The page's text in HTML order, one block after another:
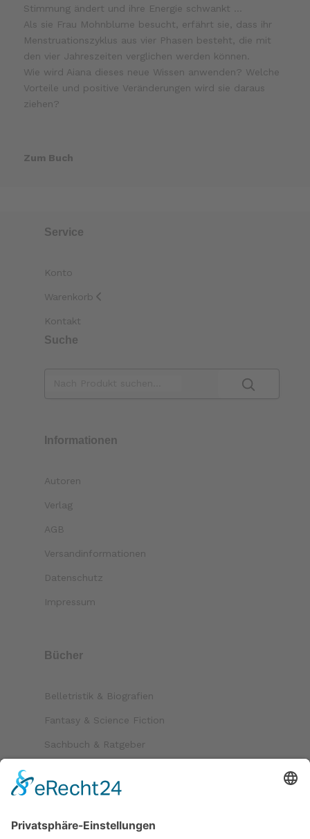
Stimmung ändert und ihre Energie schwankt …
Als sie Frau Mohnblume besucht, erfährt sie, dass ihr
Menstruationszyklus aus vier Phasen besteht, die mit
den vier Jahreszeiten verglichen werden können.
Wie wird Aiana dieses neue Wissen anwenden? Welche
Vorteile und positive Veränderungen wird sie daraus
ziehen?
Zum Buch
Service
Konto
Warenkorb
Kontakt
Suche
Informationen
Autoren
Verlag
AGB
Versandinformationen
Datenschutz
Impressum
Bücher
Belletristik & Biografien
Fantasy & Science Fiction
Sachbuch & Ratgeber
Krimi & Thriller